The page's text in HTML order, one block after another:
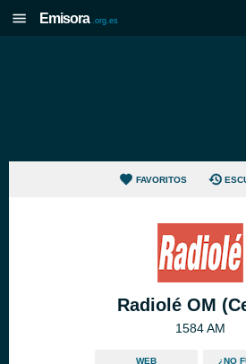
Emisora .org.es
FAVORITOS
Radiolé OM
1584 AM
WEB ¿NO